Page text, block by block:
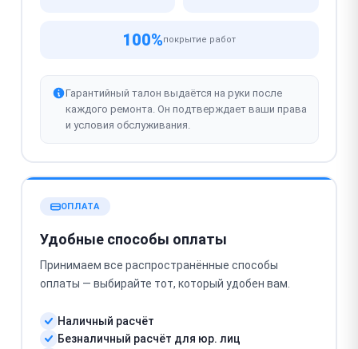
100%покрытие работ
Гарантийный талон выдаётся на руки после
каждого ремонта. Он подтверждает ваши права
и условия обслуживания.
ОПЛАТА
Удобные способы оплаты
Принимаем все распространённые способы
оплаты — выбирайте тот, который удобен вам.
Наличный расчёт
Безналичный расчёт для юр. лиц